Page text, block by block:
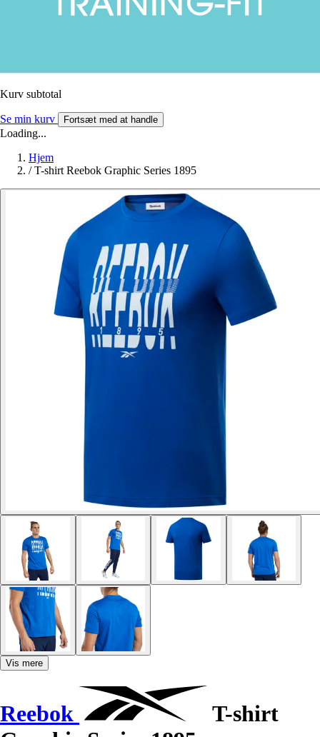
Kurv subtotal
Se min kurv Fortsæt med at handle
Loading...
Hjem
/ T-shirt Reebok Graphic Series 1895
Vis mere
Reebok
T-shirt